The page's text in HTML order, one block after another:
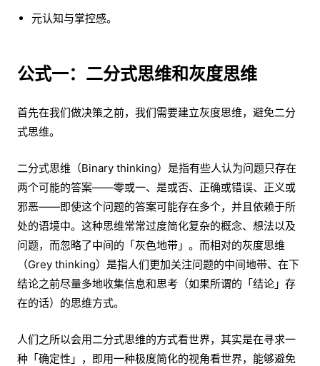
元认知与掌控感。
公式一：二分式思维和灰度思维
首先在我们做决策之前，我们需要建立灰度思维，避免二分
式思维。
二分式思维（Binary thinking）是指有些人认为问题只存在
两个可能的答案——零或一、是或否、正确或错误、正义或
邪恶——即使这个问题的答案可能存在多个，并且依赖于所
处的语境中。这种思维常常过度简化复杂的概念、想法以及
问题，而忽略了中间的「灰色地带」。而相对的灰度思维
（Grey thinking）是指人们更加关注问题的中间地带、在下
结论之前尽量多地收集信息和思考（如果所谓的「结论」存
在的话）的思维方式。
人们之所以会用二分式思维的方式看世界，其实是在寻求一
种「确定性」，即用一种极度简化的视角看世界，能够避免